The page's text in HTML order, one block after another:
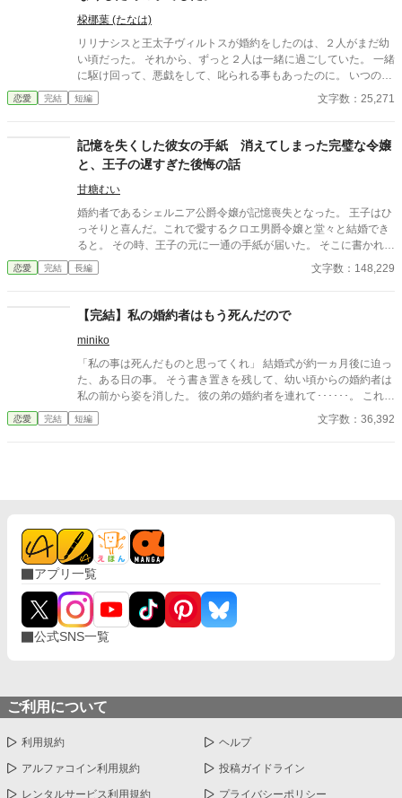
桗梛葉 (たなは)
リリナシスと王太子ヴィルトスが婚約をしたのは、２人がまだ幼
い頃だった。 それから、ずっと２人は一緒に過ごしていた。 一緒
に駆け回って、悪戯をして、叱られる事もあったのに。 いつの間
にか、そんな２人の関係は、ひどく冷たくなっていた。 変わって
しまったのは、いつだろう。 分からないままリリナシスは、想い
****************** こちらは、全19話（修正したら予定より6話伸び
ました🙏） 7/22～7/25の4日間は、1日2話の投稿予定です。以降
は、1日1話になります。
恋愛 完結 短編 文字数：25,271
記憶を失くした彼女の手紙 消えてしまった完璧な令嬢
と、王子の遅すぎた後悔の話
甘糖むい
婚約者であるシェルニア公爵令嬢が記憶喪失となった。 王子はひ
っそりと喜んだ。これで愛するクロエ男爵令嬢と堂々と結婚でき
ると。 その時、王子の元に一通の手紙が届いた。 そこに書かれて
いたのは3つの願いと1つの真実。 王子は絶望感に苛まれ後悔をす
る。
恋愛 完結 長編 文字数：148,229
【完結】私の婚約者はもう死んだので
miniko
「私の事は死んだものと思ってくれ」 結婚式が約一ヵ月後に迫っ
た、ある日の事。 そう書き置きを残して、幼い頃からの婚約者は
私の前から姿を消した。 彼の弟の婚約者を連れて･･････。 これ
は、身勝手な駆け落ちに振り回されて婚姻を結ばざるを得なかっ
た男女が、すれ違いながらも心を繋いでいく物語。 ※感想欄はネ
恋愛 完結 短編 文字数：36,392
アプリ一覧
公式SNS一覧
ご利用について
利用規約 ヘルプ
アルファコイン利用規約 投稿ガイドライン
レンタルサービス利用規約 プライバシーポリシー